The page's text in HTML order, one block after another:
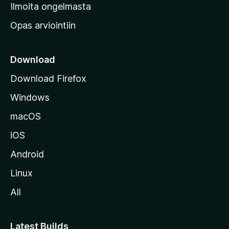
r
k
s
i
s
t
l
Ilmoita ongelmasta
Opas arviointiin
Download
Download Firefox
Windows
macOS
iOS
Android
Linux
All
Latest Builds